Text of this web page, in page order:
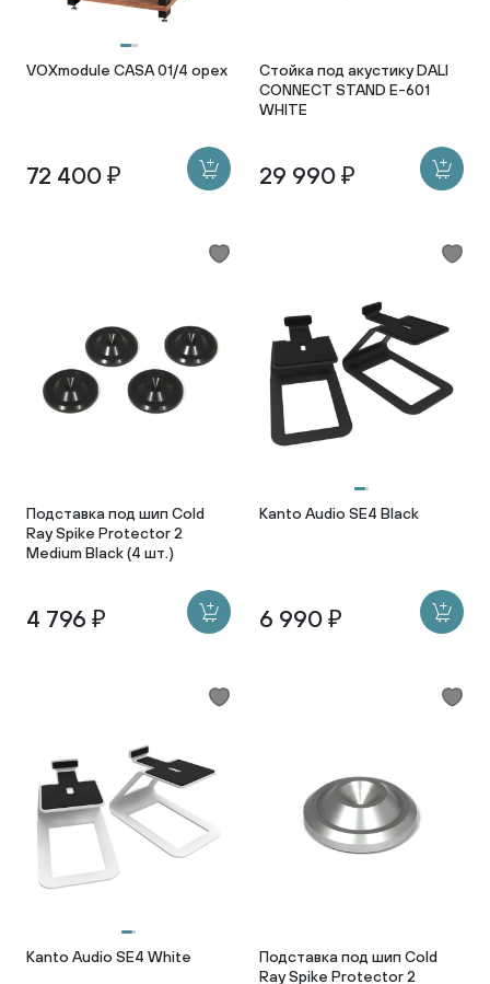
VOXmodule CASA 01/4 орех
72 400 ₽
Стойка под акустику DALI
CONNECT STAND E-601
WHITE
29 990 ₽
Подставка под шип Cold
Ray Spike Protector 2
Medium Black (4 шт.)
4 796 ₽
Kanto Audio SE4 Black
6 990 ₽
Kanto Audio SE4 White
Подставка под шип Cold
Ray Spike Protector 2